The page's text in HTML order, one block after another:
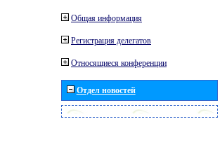
Общая информация
Регистрация делегатов
Относящиеся конференции
Отдел новостей